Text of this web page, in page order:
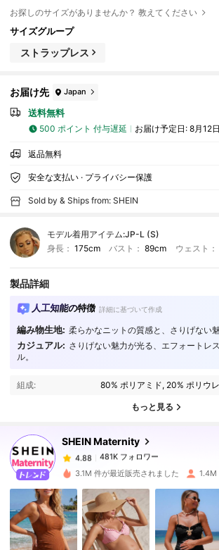
お探しのサイズがありませんか？ 教えてください
サイズグループ
ストラップレス
お届け先 Japan
送料無料
500 ポイント 付与遅延 お届け予定日: 8月12
返品無料
安全な支払い · プライバシー保護
Sold by & Ships from: SHEIN
モデル着用アイテム:JP-L (S)
身長： 175cm バスト：89cm ウェスト：
製品詳細
人工知能の特徴 詳細に基づいて作成
編み物生地: 柔らかなニットの質感と、さりげない魅
カジュアル: さりげない魅力が光る、エフォートレ
ル。
組成: 80% ポリアミド, 20% ポリウ
もっと見る
SHEIN Maternity
481K フォロワー
4.88
481K フォロワー
c***9は 1日前に購入しました
4.88 481K フォロワー
4.88 481K フォロワー
3.1M 件が最近販売されました 1.4M